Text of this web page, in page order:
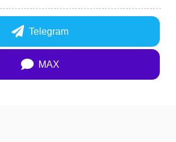
Telegram
MAX